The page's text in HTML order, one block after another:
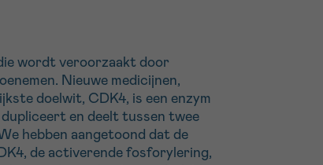
wordt veroorzaakt door
Nieuwe medicijnen,
doelwit, CDK4, is een enzym
en deelt tussen twee
hebben aangetoond dat de
de activerende fosforylering,